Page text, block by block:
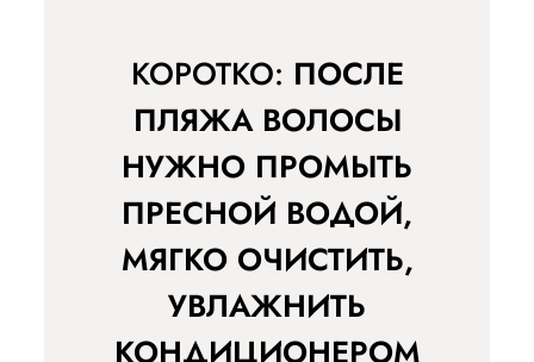
КОРОТКО: ПОСЛЕ
ПЛЯЖА ВОЛОСЫ
НУЖНО ПРОМЫТЬ
ПРЕСНОЙ ВОДОЙ,
МЯГКО ОЧИСТИТЬ,
УВЛАЖНИТЬ
КОНДИЦИОНЕРОМ